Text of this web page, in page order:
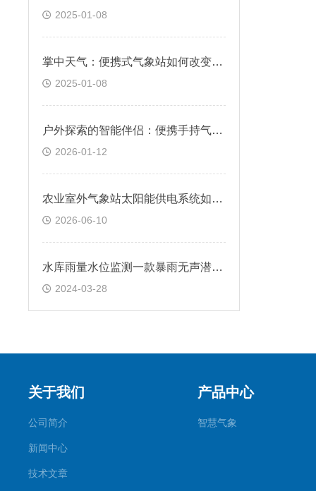
2025-01-08
掌中天气：便携式气象站如何改变日常气象监测
2025-01-08
户外探索的智能伴侣：便携手持气象仪，恶劣天气预警保驾护航
2026-01-12
农业室外气象站太阳能供电系统如何配置？保障全天候稳定运行
2026-06-10
水库雨量水位监测一款暴雨无声潜测量，风来雨去观云散的雨量监测站
2024-03-28
关于我们
公司简介
新闻中心
技术文章
产品中心
智慧气象